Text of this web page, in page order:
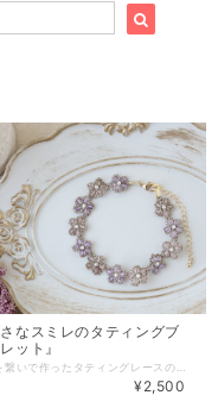
さなスミレのタティングブ
ット』
小花を繋いで作ったタティングレースのブレスレットです。 女性らしい柔らかな色合いは春の装いにもピッタリで レースアクセサリーならではの上品で繊細な雰囲気になりました。 いつものコーデに華やかさをプラスしたい時にもおススメです。 【素材・色・サイズ】 ・ラメのレース糸 ・チェコビーズ（約3mm） ・パール（約2mm） 長さ（金具を含む）：約16.5cm、+ アジャスター約5,5cm （マグネット ＋ 150円） ＊無料で長さの変更も可能です。ご希望の場合はまずご相談下さい＊ ◆有料（100円）包装有。詳細は「その他」→「ギフトラッピング」をご覧下さい◆
¥2,500